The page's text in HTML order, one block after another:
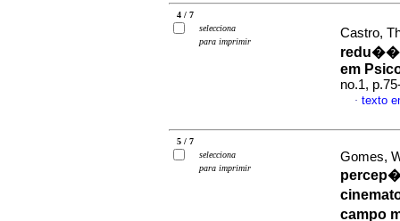
4 / 7
selecciona
para imprimir
Castro,
em
no.1,
· texto
5 / 7
selecciona
para imprimir
Gomes,
campo